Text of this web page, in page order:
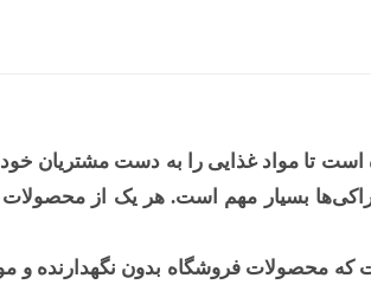
تا مواد غذایی را به دست مشتریان خود
بسیار مهم است. هر یک از محصولات
محصولات فروشگاه بدون نگهدارنده و